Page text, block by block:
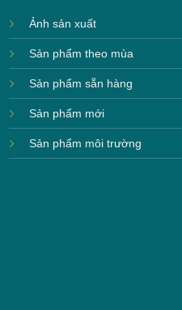
Ảnh sản xuất
Sản phẩm theo mùa
Sản phẩm sẵn hàng
Sản phẩm mới
Sản phẩm môi trường